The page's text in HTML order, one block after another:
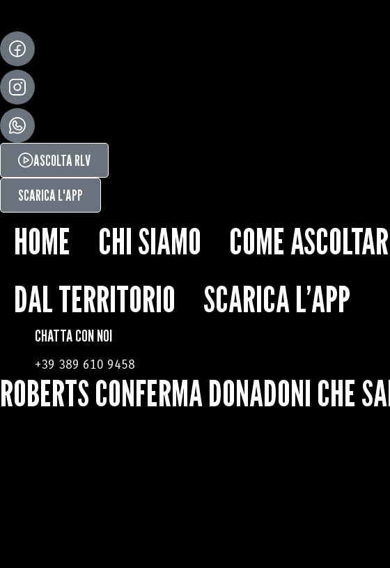
ASCOLTA RLV
SCARICA L'APP
HOME CHI SIAMO COME
DAL TERRITORIO
SCARICA L’APP
CHATTA CON NOI
+39 389 610 9458
ROBERTS CONFERMA DONADONI CHE